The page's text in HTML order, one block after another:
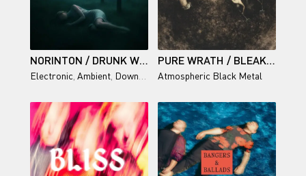
NORINTON / DRUNK WORLD
Electronic Ambient Downtempo
PURE WRATH / BLEAK DAYS AHEAD
Atmospheric Black Metal